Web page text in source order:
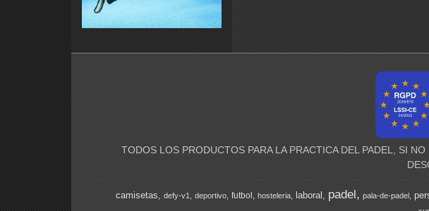
TODOS LOS PRODUCTOS PARA LA PRACTICA DEL PADEL, SI
camisetas defy-v1 deportivo futbol hosteleria laboral padel pala-de-padel